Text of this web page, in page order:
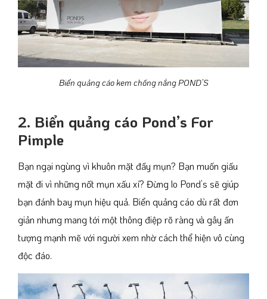
Biển quảng cáo kem chống nắng POND’S
2. Biển quảng cáo Pond’s For
Pimple
Bạn ngại ngùng vì khuôn mặt đầy mụn? Bạn muốn giấu
mặt đi vì những nốt mụn xấu xí? Đừng lo Pond’s sẽ giúp
bạn đánh bay mụn hiệu quả. Biển quảng cáo dù rất đơn
giản nhưng mang tới một thông điệp rõ ràng và gây ấn
tượng mạnh mẽ với người xem nhờ cách thể hiện vô cùng
độc đáo.